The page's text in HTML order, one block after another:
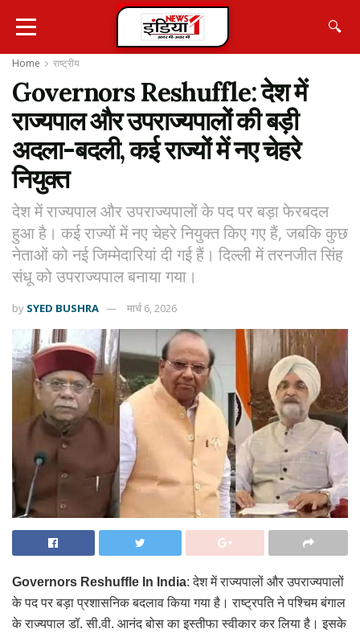
🔍
Home राष्ट्रीय
Governors Reshuffle: देश में
राज्यपाल और उपराज्यपालों की बड़ी
अदला-बदली, कई राज्यों में नए चेहरे
नियुक्त
देश में राज्यपाल और उपराज्यपालों के पद पर बड़ा फेरबदल
हुआ है। कई राज्यों में नए चेहरे नियुक्त किए गए हैं, जबकि कुछ
नेताओं को नई जिम्मेदारियां दी गई हैं। दिल्ली में तरनजीत सिंह
संधू को उपराज्यपाल बनाया गया।
by SYED BUSHRA मार्च 6, 2026
Governors Reshuffle In India: देश में राज्यपालों और उपराज्यपालों
के पद पर बड़ा प्रशासनिक बदलाव किया गया है। राष्ट्रपति ने पश्चिम बंगाल
के राज्यपाल डॉ. सी.वी. आनंद बोस का इस्तीफा स्वीकार कर लिया है। इसके